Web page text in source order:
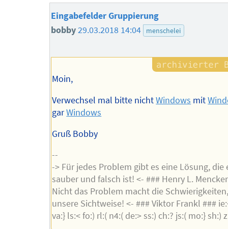
Eingabefelder Gruppierung
bobby29.03.2018 14:04 menschelei
Moin,
Verwechsel mal bitte nichtWindows mit
garWindows
Gruß Bobby
--
-> Für jedes Problem gibt es eine Lösung, die
sauber und falsch ist! <- ### Henry L.
Nicht das Problem macht die
unsere Sichtweise! <- ### Viktor Frankl ###
va:} ls:< fo:) rl:( n4:( de:> ss:) ch:? js:( mo:} sh:)